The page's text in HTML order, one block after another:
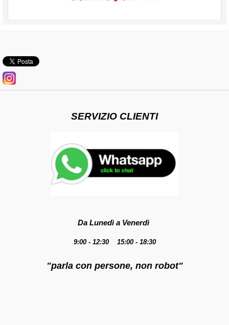
SERVIZIO CLIENTI
Da Lunedì a Venerdì
9:00 - 12:30 15:00 - 18:30
"parla con persone, non robot"